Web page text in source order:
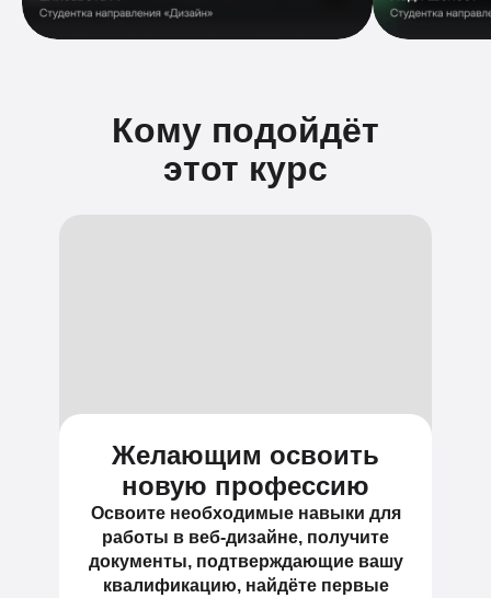
Кому подойдёт
этот курс
Желающим освоить
новую профессию
Освоите необходимые навыки для
работы в веб-дизайне, получите
документы, подтверждающие вашу
квалификацию, найдёте первые